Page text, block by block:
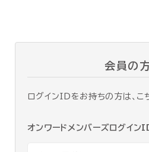
会員の
ログインIDをお持ちの方は、こ
オンワードメンバーズログイン